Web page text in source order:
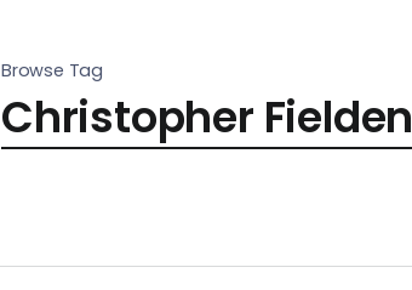
Browse Tag
Christopher Fielden